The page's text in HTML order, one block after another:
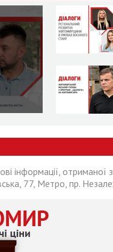
інформації,
77, Метро, пр.